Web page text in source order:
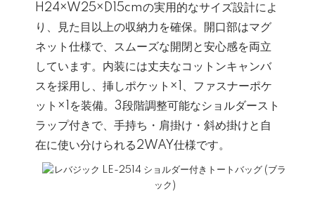
H24×W25×D15cmの実用的なサイズ設計によ
り、見た目以上の収納力を確保。開口部はマグ
ネット仕様で、スムーズな開閉と安心感を両立
しています。内装には丈夫なコットンキャンバ
スを採用し、挿しポケット×1、ファスナーポケ
ット×1を装備。3段階調整可能なショルダースト
ラップ付きで、手持ち・肩掛け・斜め掛けと自
在に使い分けられる2WAY仕様です。